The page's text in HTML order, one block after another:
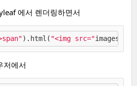
에서 렌더링하면서
).html( "<img src="images/
저에서